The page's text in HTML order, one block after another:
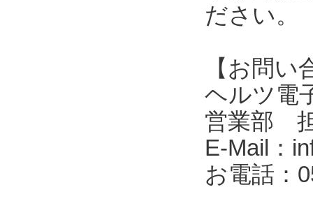
ださい。
【お問い
ヘルツ電
営業部
E-Mail：
お電話：